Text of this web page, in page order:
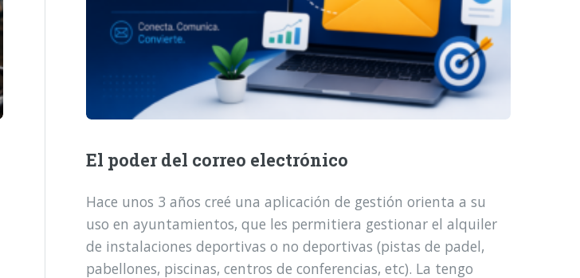
El poder del correo electrónico
Hace unos 3 años creé una aplicación de gestión orienta a su
uso en ayuntamientos, que les permitiera gestionar el alquiler
de instalaciones deportivas o no deportivas (pistas de padel,
pabellones, piscinas, centros de conferencias, etc). La tengo